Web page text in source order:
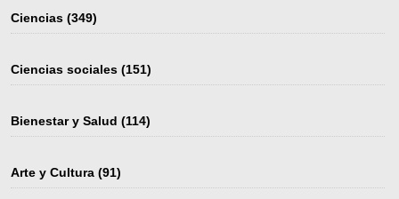
Ciencias (349)
Ciencias sociales (151)
Bienestar y Salud (114)
Arte y Cultura (91)